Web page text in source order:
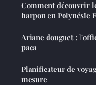
Comment découvrir
harpon en Polynésie
Ariane douguet :
paca
Planificateur de
mesure